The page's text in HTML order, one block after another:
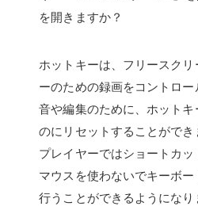
を開きますか？
ホットキーは、フリースク
ーのための録画をコントロ
音や編集のために、ホット
のにリセットすることがで
プレイヤーではショートカッ
マウスを使わないでキーボ
行うことができるようにな